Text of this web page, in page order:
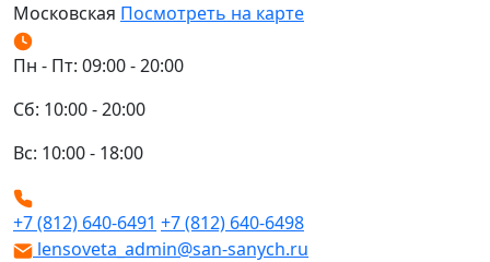
Московская Посмотреть на карте
Пн - Пт: 09:00 - 20:00
Сб: 10:00 - 20:00
Вс: 10:00 - 18:00
+7 (812) 640-6491 +7 (812) 640-6498
lensoveta_admin@san-sanych.ru